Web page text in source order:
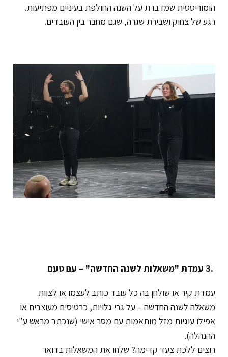
הומוריסטית שמדברת על השנה החולפת בעיניים מפתיעות.
רגע של צחוק ושבירת שגרה, שגם מחבר בין העובדים.
.3 עמדת "משאלות לשנה החדשה" – עם טעם
עמדת קיר או שולחן בה כל עובד כותב לעצמו או לצוות
משאלה לשנה החדשה – על גבי גלויות, כרטיסים מעוצבים או
אפילו עוגיות מזל מותאמות עם מסר אישי (שנכתב מראש ע"י
ההנהלה).
רוצים ללכת צעד קדימה? שלחו את המשאלות בדואר